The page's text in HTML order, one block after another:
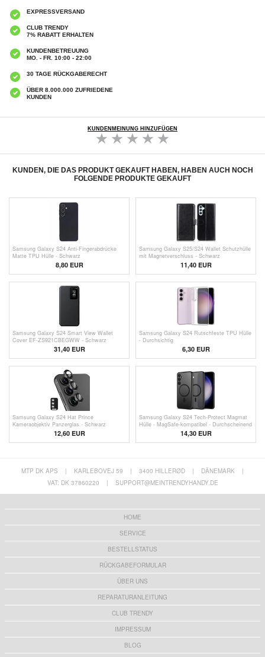
EXPRESSVERSAND
CLUB TRENDY
7% RABATT ERHALTEN
KUNDENBETREUUNG
MO. - FR. 10:00 - 22:00
30 TAGE RÜCKGABERECHT
ÜBER 8.000.000 ZUFRIEDENE
KUNDEN
KUNDENMEINUNG HINZUFÜGEN
KUNDEN, DIE DAS PRODUKT GEKAUFT HABEN, HABEN AUCH NOCH
FOLGENDE PRODUKTE GEKAUFT
Samsung Galaxy S24 Anti-Fingerabdrücke
Matte TPU Hülle - Schwarz
8,80 EUR
Samsung Galaxy S25/S24 Wallet Schutzhülle
mit Magnetverschluss - Schwarz
11,40 EUR
Samsung Galaxy S24 Smart View Wallet
Cover EF-ZS921CBEGWW - Schwarz
31,40EUR
Samsung Galaxy S24 Rutschfeste TPU Hülle
- Durchsichtig
6,30 EUR
Samsung Galaxy S24 Hat Prince
Kameraobjektiv Panzerglas - Schwarz
12,60 EUR
Samsung Galaxy S24 Tech-Protect Magmat
Hülle - MagSafe-kompatibel - Durchscheinend
14,30 EUR
MTP DK APS | KARLEBOVEJ 59 | 3400 HILLERØD | DÄNEMARK
|
VAT: DK 37860220
| SUPPORT@MEINTRENDYHANDY.DE
HOME
SERVICE
BESTELLSTATUS
RÜCKGABEFORMULAR
ÜBER UNS
REPARATURANLEITUNG
CLUB TRENDY
IMPRESSUM
BLOG